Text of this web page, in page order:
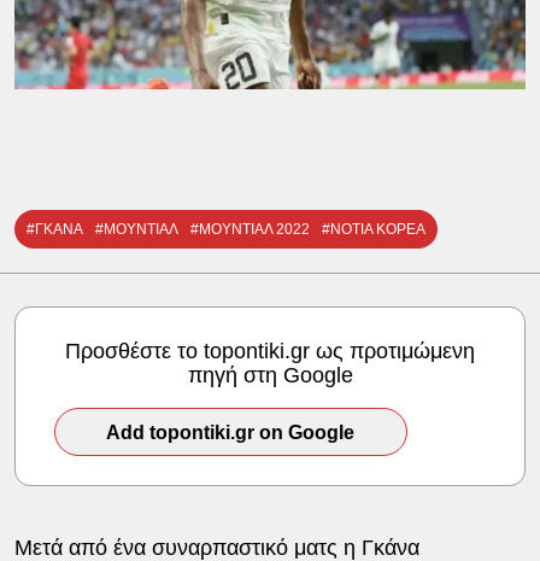
#ΓΚΑΝΑ #ΜΟΥΝΤΙΑΛ #ΜΟΥΝΤΙΑΛ 2022 #ΝΟΤΙΑ ΚΟΡΕΑ
Προσθέστε το topontiki.gr ως προτιμώμενη
πηγή στη Google
Add topontiki.gr on Google
Μετά από ένα συναρπαστικό ματς η Γκάνα